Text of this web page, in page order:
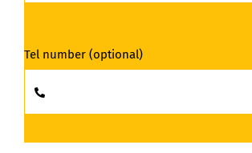
Tel number (optional)